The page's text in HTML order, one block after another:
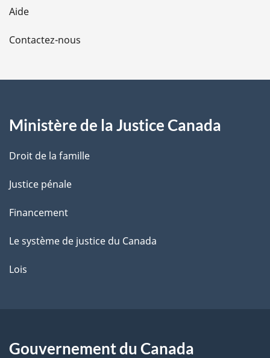
a
e
Aide
Contactez-nous
Ministère de la Justice Canada
Droit de la famille
Justice pénale
Financement
Le système de justice du Canada
Lois
Gouvernement du Canada